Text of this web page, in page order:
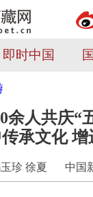
即时中国
余人共庆“
承文化
珍 徐夏 中国